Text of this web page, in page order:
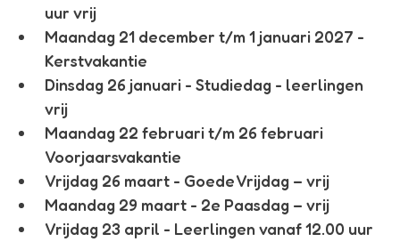
uur vrij
Maandag 21 december t/m 1 januari 2027 -
Kerstvakantie
Dinsdag 26 januari - Studiedag - leerlingen
vrij
Maandag 22 februari t/m 26 februari
Voorjaarsvakantie
Vrijdag 26 maart - Goede Vrijdag – vrij
Maandag 29 maart - 2e Paasdag – vrij
Vrijdag 23 april - Leerlingen vanaf 12.00 uur